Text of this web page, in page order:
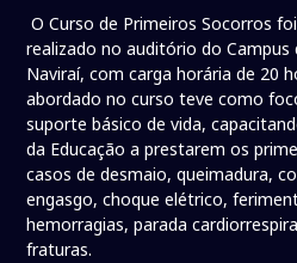
O Curso de Primeiros Socorros
realizado no auditório do Campus
Naviraí, com carga horária de 20
abordado no curso teve como
suporte básico de vida,
da Educação a prestarem os
casos de desmaio, queimadura,
engasgo, choque elétrico,
hemorragias, parada
fraturas.